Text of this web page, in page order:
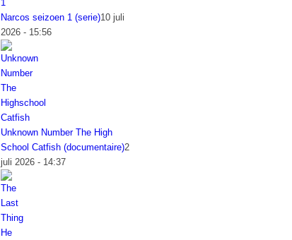
Narcos seizoen 1 (serie)10 juli
2026 - 15:56
Unknown Number The High
School Catfish (documentaire)2
juli 2026 - 14:37